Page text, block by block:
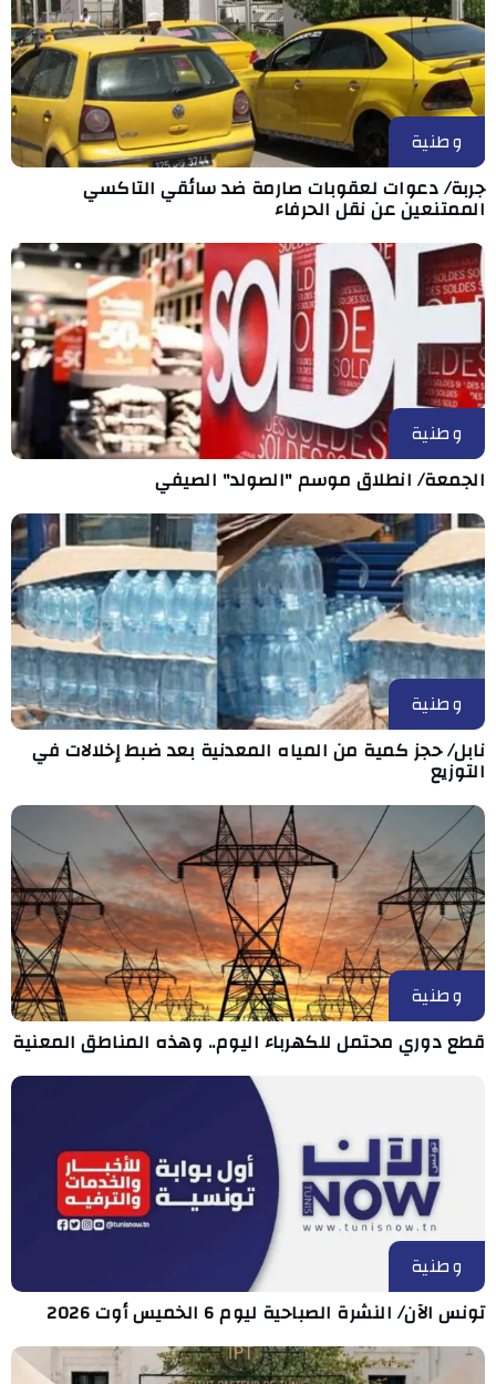
وطنية
جربة/ دعوات لعقوبات صارمة ضد سائقي التاكسي
الممتنعين عن نقل الحرفاء
وطنية
الجمعة/ انطلاق موسم "الصولد" الصيفي
وطنية
نابل/ حجز كمية من المياه المعدنية بعد ضبط إخلالات في
التوزيع
وطنية
قطع دوري محتمل للكهرباء اليوم.. وهذه المناطق المعنية
وطنية
تونس الآن/ النشرة الصباحية ليوم 6 الخميس أوت 2026